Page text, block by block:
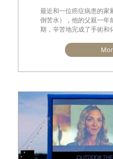
最近和一位癌症病患的家
倒苦水），他的父親一年
期，辛苦地完成了手術和
忡過日子，連帶家人也感
確診前喜歡大魚大肉，所